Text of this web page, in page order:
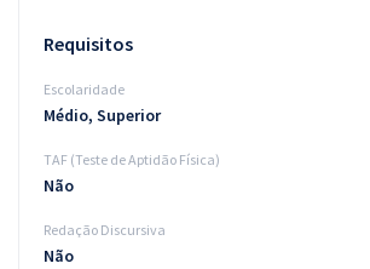
Requisitos
Escolaridade
Médio, Superior
TAF (Teste de Aptidão Física)
Não
Redação Discursiva
Não